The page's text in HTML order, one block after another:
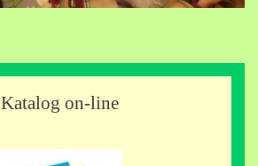
Katalog on-line